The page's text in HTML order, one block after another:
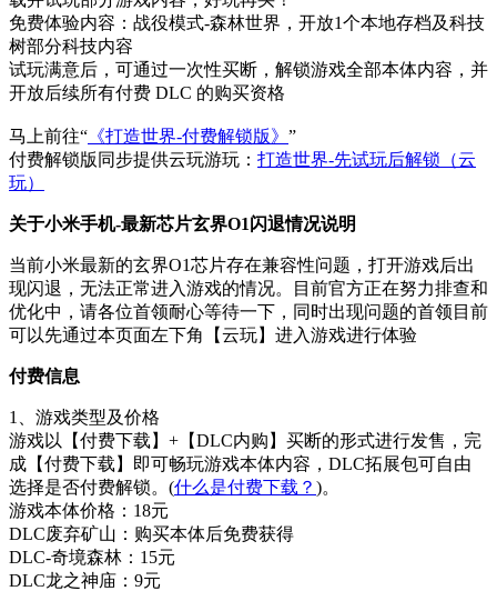
免费体验内容：战役模式-森林世界，开放1个本地存档及科技
树部分科技内容
试玩满意后，可通过一次性买断，解锁游戏全部本体内容，并
开放后续所有付费 DLC 的购买资格
马上前往“ 《打造世界-付费解锁版》 ”
付费解锁版同步提供云玩游玩： 打造世界-先试玩后解锁（云
玩）
关于小米手机-最新芯片玄界O1闪退情况说明
当前小米最新的玄界O1芯片存在兼容性问题，打开游戏后出
现闪退，无法正常进入游戏的情况。目前官方正在努力排查和
优化中，请各位首领耐心等待一下，同时出现问题的首领目前
可以先通过本页面左下角【云玩】进入游戏进行体验
付费信息
1、游戏类型及价格
游戏以【付费下载】+【DLC内购】买断的形式进行发售，完
成【付费下载】即可畅玩游戏本体内容，DLC拓展包可自由
选择是否付费解锁。(什么是付费下载？ )。
游戏本体价格：18元
DLC废弃矿山：购买本体后免费获得
DLC-奇境森林：15元
DLC龙之神庙：9元